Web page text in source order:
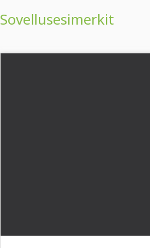
Sovellusesimerkit